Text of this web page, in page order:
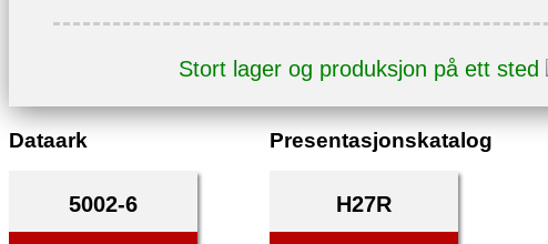
Stort lager og produksjon på ett sted
Dataark
5002-6
Presentasjonskatalog
H27R